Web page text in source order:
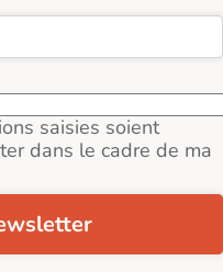
saisies soient
dans le cadre de ma